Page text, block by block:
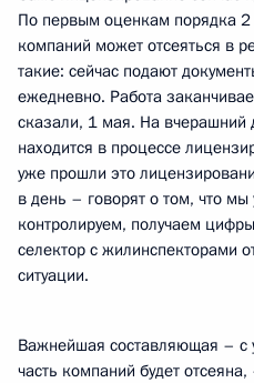
По первым оценкам порядка
компаний может отсеяться в
такие: сейчас подают
ежедневно. Работа
сказали, 1 мая. На
находится в процессе
уже прошли это
в день – говорят о том, что
контролируем, получаем
селектор с жилинспекторами
ситуации.
Важнейшая составляющая – с
часть компаний будет